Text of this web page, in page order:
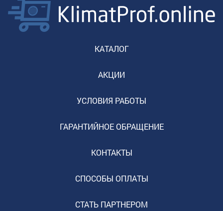
КАТАЛОГ
АКЦИИ
УСЛОВИЯ РАБОТЫ
ГАРАНТИЙНОЕ ОБРАЩЕНИЕ
КОНТАКТЫ
СПОСОБЫ ОПЛАТЫ
СТАТЬ ПАРТНЕРОМ